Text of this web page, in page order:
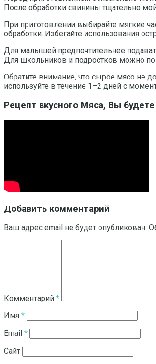
После обработки свинины тщательно
При приготовлении выбирайте мягкие
обработки. Избегайте использования
Для малышей предпочтительнее
Для школьников и подростков можно
Обратите внимание, что сырое мясо не
используйте в течение 1–2 дней с
Рецепт вкусного Мяса, Вы
Добавить комментарий
Ваш адрес email не будет опубликован.
Комментарий *
Имя *
Email *
Сайт